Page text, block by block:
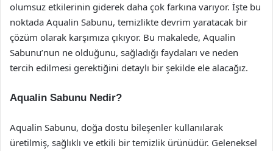
olumsuz etkilerinin giderek daha çok farkına varıyor. İşte bu
noktada Aqualin Sabunu, temizlikte devrim yaratacak bir
çözüm olarak karşımıza çıkıyor. Bu makalede, Aqualin
Sabunu’nun ne olduğunu, sağladığı faydaları ve neden
tercih edilmesi gerektiğini detaylı bir şekilde ele alacağız.
Aqualin Sabunu Nedir?
Aqualin Sabunu, doğa dostu bileşenler kullanılarak
üretilmiş, sağlıklı ve etkili bir temizlik ürünüdür. Geleneksel